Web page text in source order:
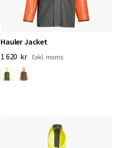
Hauler Jacket
1 620 kr